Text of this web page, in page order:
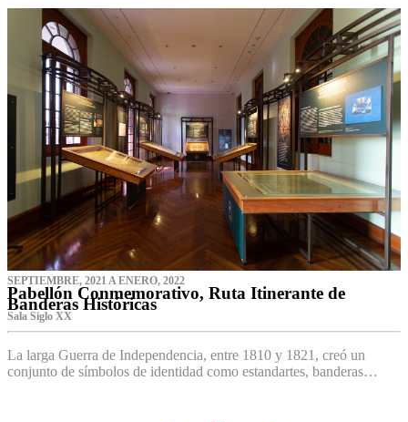
SEPTIEMBRE, 2021 A ENERO, 2022
Pabellón Conmemorativo, Ruta Itinerante de
Banderas Históricas
Sala Siglo XX
La larga Guerra de Independencia, entre 1810 y 1821, creó un
conjunto de símbolos de identidad como estandartes, banderas…